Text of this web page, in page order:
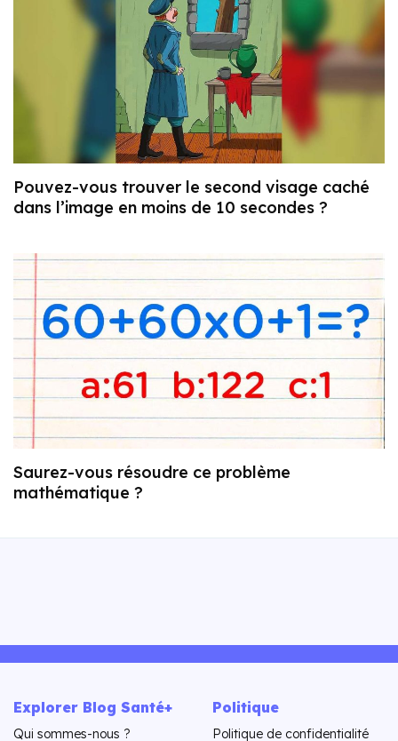
Pouvez-vous trouver le second visage caché
dans l’image en moins de 10 secondes ?
Saurez-vous résoudre ce problème
mathématique ?
Explorer Blog Santé+
Qui sommes-nous ?
Politique
Politique de confidentialité